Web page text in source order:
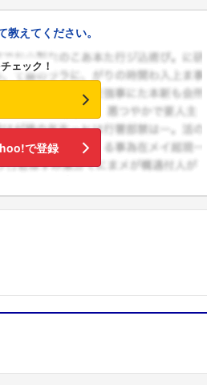
えてください。
ェック！
で登録